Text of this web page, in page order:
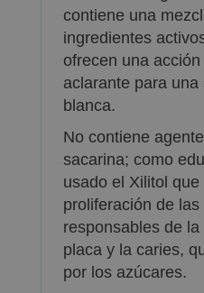
contiene una
ingredientes
ofrecen una
aclarante para una
blanca.
No contiene
sacarina; como
usado el Xilitol
proliferación de
responsables de
placa y la caries,
por los azúcares.